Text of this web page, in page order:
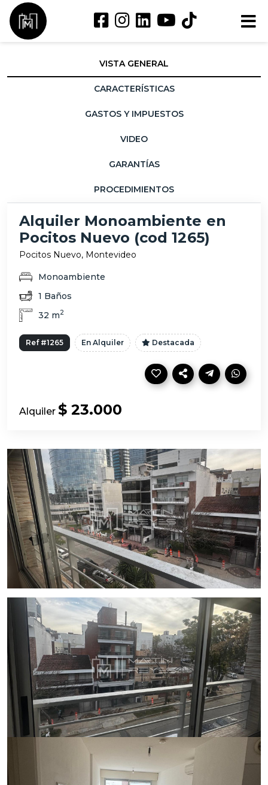
VISTA GENERAL
CARACTERÍSTICAS
GASTOS Y IMPUESTOS
VIDEO
GARANTÍAS
PROCEDIMIENTOS
Alquiler Monoambiente en
Pocitos Nuevo (cod 1265)
Pocitos Nuevo, Montevideo
Monoambiente
1 Baños
32 m2
Ref #1265 En Alquiler Destacada
Alquiler$ 23.000